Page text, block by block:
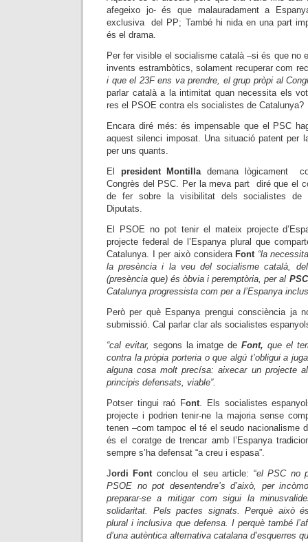
afegeixo jo- és que malauradament a
exclusiva del PP; També hi nida en una part
és el drama.
Per fer visible el socialisme català –si és que no
invents estrambòtics, solament recuperar com
i que el 23F ens va prendre, el grup pròpi al
parlar català a la intimitat quan necessita els
res el PSOE contra els socialistes de Catalunya?
Encara diré més: és impensable que el PSC
aquest silenci imposat. Una situació patent per
per uns quants.
El president Montillademana lògicament
Congrès del PSC. Per la meva part diré que el
de fer sobre la visibilitat dels socialistes de
Diputats.
El PSOE no pot tenir el mateix projecte
projecte federal de l’Espanya plural que
Catalunya. I per això considera Font “la
la presència i la veu del socialisme català, del
(presència que) és òbvia i peremptòria, per al PSC
Catalunya progressista com per a l’Espanya
Però per què Espanya prengui consciència ja
submissió. Cal parlar clar als socialistes
“cal evitar, segons la imatge deFont, que el
contra la pròpia porteria o que algú t’obligui a
alguna cosa molt precísa: aixecar un projecte
principis defensats, viable”.
Potser tingui raó Font. Els socialistes
projecte i podrien tenir-ne la majoria sense
tenen –com tampoc el té el seudo nacionalisme
és el coratge de trencar amb l’Espanya
sempre s’ha defensat “a creu i espasa”.
Jordi Fontconclou el seu article: “el PSC no
PSOE no pot desentendre’s d’això, per
preparar-se a mitigar com sigui la
solidaritat. Pels pactes signats. Perquè això
plural i inclusiva que defensa. I perquè també
d’una autèntica alternativa catalana d’esquerres